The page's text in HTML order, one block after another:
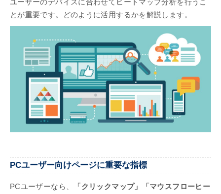
ユーザーのデバイスに合わせてヒートマップ分析を行うこ
とが重要です。どのように活用するかを解説します。
PCユーザー向けページに重要な指標
PCユーザーなら、
「クリックマップ」「マウスフローヒー